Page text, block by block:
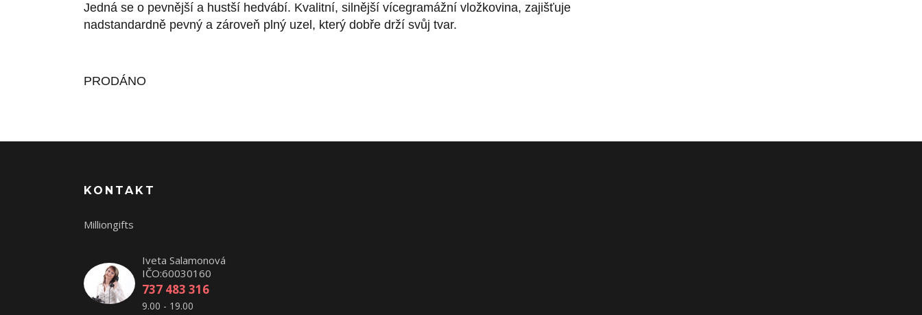
Jedná se o pevnější a hustší hedvábí. Kvalitní, silnější vícegramážní vložkovina, zajišťuje
nadstandardně pevný a zároveň plný uzel, který dobře drží svůj tvar.
PRODÁNO
KONTAKT
Milliongifts
Iveta Salamonová
IČO:60030160
737 483 316
9.00 - 19.00